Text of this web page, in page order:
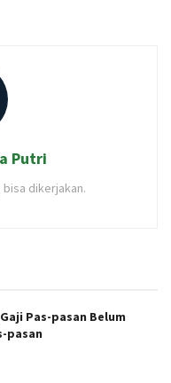
Putri
bisa dikerjakan.
Pas-pasan Belum
pasan